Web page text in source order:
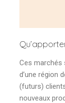
Ces marchés
d’une région
(futurs)
nouveaux